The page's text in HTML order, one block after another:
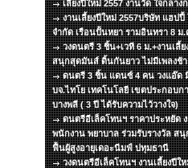
เลี้ยงปีใหม่ 2557 งานวัด ใจกลาง
งานเลี้ยงปีใหม่ 2557บริษัท แฮป
จำกัด เรือนปั้นหยา รามอินทรา 8 ม.
วงดนตรี 3 ชิ้น+เวที 6 ม.+งานเลี้
สนุกสุดมันส์ ดิ้นกันยาว ไม่มีเพลงช้
ดนตรี 3 ชิ้น แดนซ์ 4 คน วงแอ๊ด
บจ.ไทโย เทคโนโลยี เขตประกอบ
บางพลี ( 3 ปี ได้รับความไว้วางใจ)
ดนตรีอีเล็คโทนฯ ราคาประหยัด
พนักงาน พยาบาล ร่วมรับรางวัล ส
ฟื้นผู้สูงอายุเดอะนีมฟ์ ปทุมธานี
วงดนตรีอีเล็คโทนฯ งานเลี้ยงปีใ